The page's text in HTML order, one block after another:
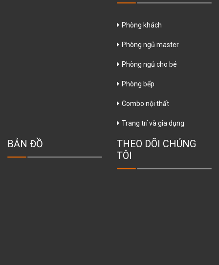
Phòng khách
Phòng ngủ master
Phòng ngủ cho bé
Phòng bếp
Combo nội thất
Trang trí và gia dụng
BẢN ĐỒ
THEO DÕI CHÚNG
TÔI